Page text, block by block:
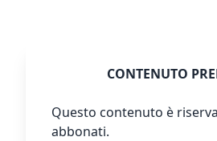
CONTENUTO
Questo contenuto è
abbonati.